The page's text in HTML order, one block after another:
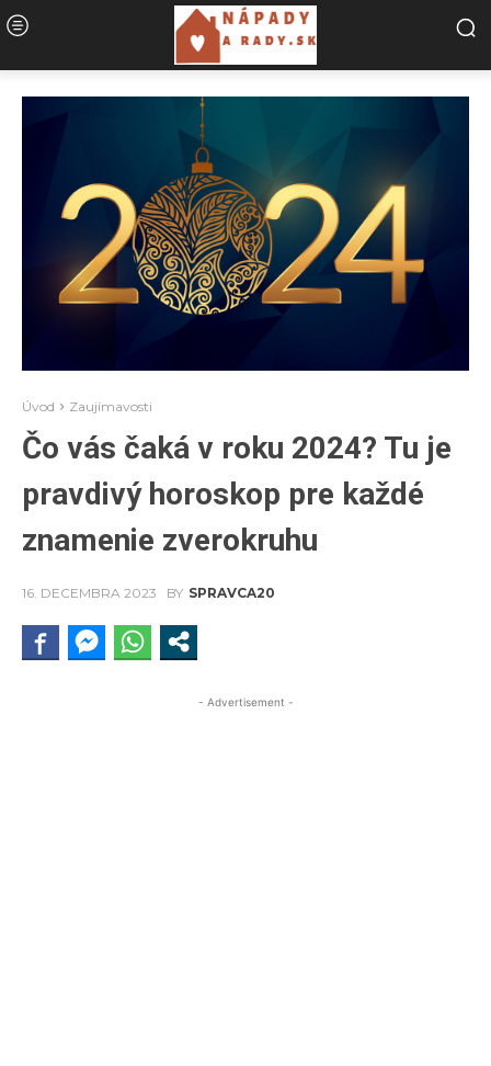
Úvod Zaujímavosti
Čo vás čaká v roku 2024? Tu je
pravdivý horoskop pre každé
znamenie zverokruhu
16. DECEMBRA 2023 BY SPRAVCA20
- Advertisement -